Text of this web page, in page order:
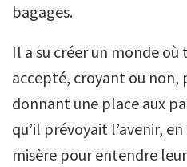
bagages.
Il a su créer un monde
accepté, croyant ou non,
donnant une place aux
qu’il prévoyait l’avenir,
misère pour entendre